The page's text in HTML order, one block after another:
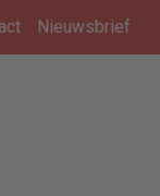
Nieuwsbrief